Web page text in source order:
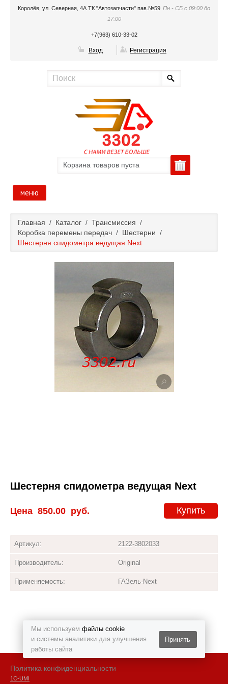
Мы используем файлы cookie
и системы аналитики для улучшения
работы сайта
Принять
Королёв, ул. Северная, 4А ТК "Автозапчасти" пав.№59 Пн - СБ с 09:00 до
17:00
+7(963) 610-33-02
Вход Регистрация
Корзина товаров пуста
меню
Каталог
Полезные статьи
Покупка и оплата
Главная / Каталог / Трансмиссия /
Коробка перемены передач / Шестерни /
Шестерня спидометра ведущая Next
Шестерня спидометра ведущая Next
Купить
Цена 850.00 руб.
Артикул: 2122-3802033
Производитель: Original
Применяемость: ГАЗель-Next
Политика конфиденциальности
1С-UMI